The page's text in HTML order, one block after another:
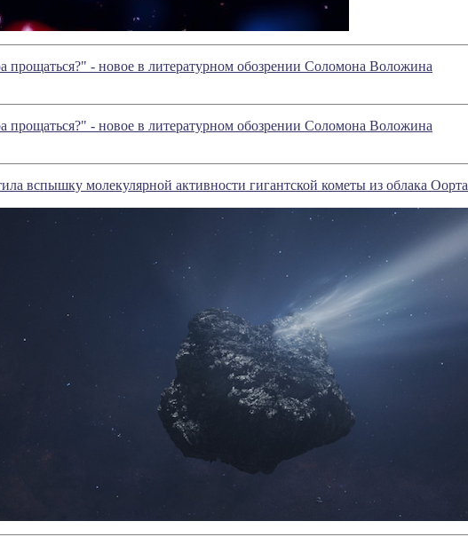
прощаться?" - новое в литературном обозрении Соломона Воложина
прощаться?" - новое в литературном обозрении Соломона Воложина
вспышку молекулярной активности гигантской кометы из облака Оорта